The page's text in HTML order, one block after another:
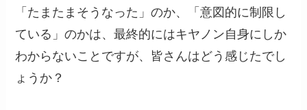
「たまたまそうなった」のか、「意図的に制限し
ている」のかは、最終的にはキヤノン自身にしか
わからないことですが、皆さんはどう感じたでし
ょうか？